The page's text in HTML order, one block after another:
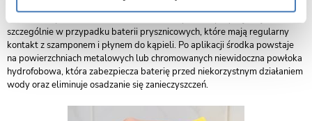
szczególnie w przypadku baterii prysznicowych, które mają regularny
kontakt z szamponem i płynem do kąpieli. Po aplikacji środka powstaje
na powierzchniach metalowych lub chromowanych niewidoczna powłoka
hydrofobowa, która zabezpiecza baterię przed niekorzystnym działaniem
wody oraz eliminuje osadzanie się zanieczyszczeń.